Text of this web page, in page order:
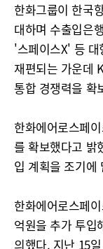
한화그룹이 한국
대하며 수출입은
'스페이스X' 등 대
재편되는 가운데
통합 경쟁력을 확
한화에어로스페
를 확보했다고 밝
입 계획을 조기에
한화에어로스페
억원을 추가 투입
의했다. 지난 15